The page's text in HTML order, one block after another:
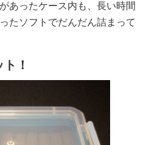
あったケース内も、長い時間
たソフトでだんだん詰まって
！